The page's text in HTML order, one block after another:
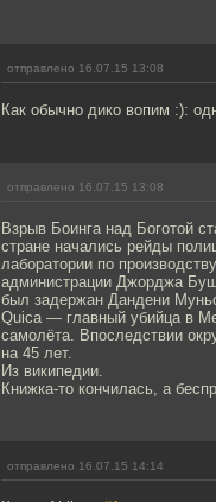
отправлено 16.07.15 13:08
Как обычно дико вопим :):
отправлено 16.07.15 13:08
Взрыв Боинга над Боготой
стране начались рейды
лаборатории по
администрации Джорджа
был задержан Дандени
Quica — главный убийца в
самолёта. Впоследствии
на 45 лет.
Из википедии.
Книжка-то кончилась, а
отправлено 16.07.15 14:14